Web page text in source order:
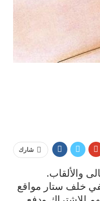
شارك
والألقاب.
خلف ستار مواقع